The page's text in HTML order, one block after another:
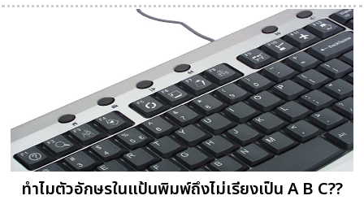
ทำไมตัวอักษรในแป้นพิมพ์ถึงไม่เรียงเป็น A B C??